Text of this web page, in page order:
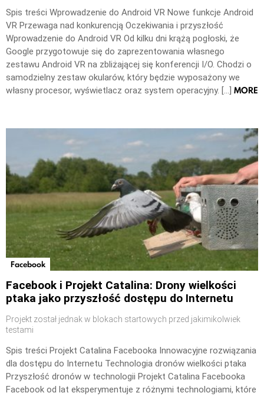
Spis treści Wprowadzenie do Android VR Nowe funkcje Android
VR Przewaga nad konkurencją Oczekiwania i przyszłość
Wprowadzenie do Android VR Od kilku dni krążą pogłoski, że
Google przygotowuje się do zaprezentowania własnego
zestawu Android VR na zbliżającej się konferencji I/O. Chodzi o
samodzielny zestaw okularów, który będzie wyposażony we
własny procesor, wyświetlacz oraz system operacyjny. […] MORE
Facebook
Facebook i Projekt Catalina: Drony wielkości
ptaka jako przyszłość dostępu do Internetu
Projekt został jednak w blokach startowych przed jakimikolwiek
testami
Spis treści Projekt Catalina Facebooka Innowacyjne rozwiązania
dla dostępu do Internetu Technologia dronów wielkości ptaka
Przyszłość dronów w technologii Projekt Catalina Facebooka
Facebook od lat eksperymentuje z różnymi technologiami, które